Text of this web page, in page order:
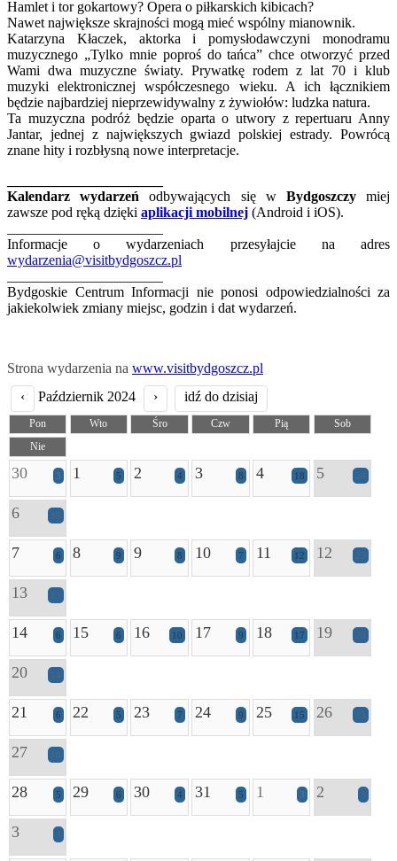
Hamlet i tor gokartowy? Opera o piłkarskich kibicach?
Nawet największe skrajności mogą mieć wspólny mianownik.
Katarzyna Kłaczek, aktorka i pomysłodawczyni monodramu
muzycznego „Tylko mnie poproś do tańca” chce otworzyć przed
Wami dwa muzyczne światy. Prywatkę rodem z lat 70 i klub
muzyki elektronicznej współczesnego wieku. A ich łącznikiem
będzie najbardziej nieprzewidywalny z żywiołów: ludzka natura.
Ta muzyczna podróż będzie oparta o utwory z repertuaru Anny
Jantar, jednej z największych gwiazd polskiej estrady. Powrócą
znane hity i rozbłysną nowe interpretacje.
Kalendarz wydarzeń odbywających się w Bydgoszczymiej
zawsze pod ręką dzięki aplikacji mobilnej (Android i iOS).
Informacje o wydarzeniach przesyłajcie na adres
wydarzenia@visitbydgoszcz.pl
Bydgoskie Centrum Informacji nie ponosi odpowiedzialności za
jakiekolwiek zmiany miejsc, godzin i dat wydarzeń.
Strona wydarzenia na www.visitbydgoszcz.pl
‹
Październik 2024 › idź do dzisiaj
Pon Wto Śro Czw Pią
Sob
Nie
30 3 1 5 2 4 3 8 4 18 5 24
6 10
7 6 8 9 9 8 10 7 11 12 12 23
13 15
14 6 15 6 16 10 17 9 18 17 19 28
20 14
21 6 22 5 23 7 24 9 25 15 26 35
27 18
28 5 29 6 30 4 31 5 1 3 2 3
3 4